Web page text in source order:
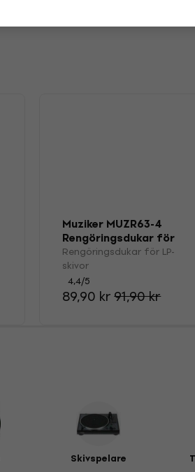
Muziker MUZR63-4
Rengöringsdukar för
LP-skivor
Rengöringsdukar för LP-
skivor
4,4/5
89,90 kr91,90 kr
Skivspelare